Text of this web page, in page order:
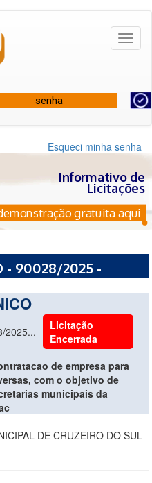
Esqueci minha senha
Informativo de
Licitações
gratuita aqui
- 90028/2025 -
2025...
Licitação
Encerrada
de empresa para
com o objetivo de
municipais da
DE CRUZEIRO DO SUL -